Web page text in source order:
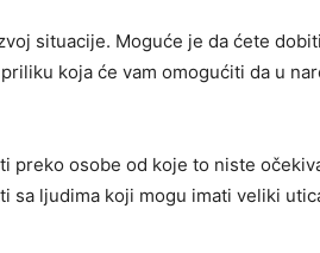
situacije. Moguće je da ćete
koja će vam omogućiti da u
preko osobe od koje to niste
ljudima koji mogu imati veliki